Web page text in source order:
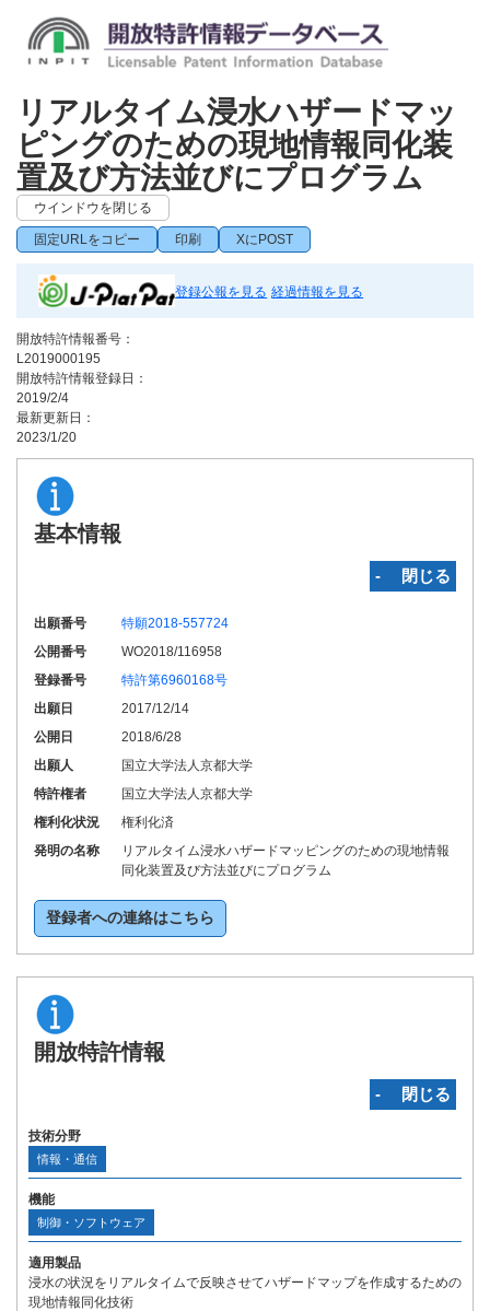
リアルタイム浸水ハザードマッ
ピングのための現地情報同化装
置及び方法並びにプログラム
ウインドウを閉じる
固定URLをコピー 印刷 XにPOST
登録公報を見る 経過情報を見る
開放特許情報番号：
L2019000195
開放特許情報登録日：
2019/2/4
最新更新日：
2023/1/20
基本情報
‐ 閉じる
出願番号
特願2018-557724
公開番号
WO2018/116958
登録番号
特許第6960168号
出願日
2017/12/14
公開日
2018/6/28
出願人
国立大学法人京都大学
特許権者
国立大学法人京都大学
権利化状況
権利化済
発明の名称
リアルタイム浸水ハザードマッピングのための現地情報
同化装置及び方法並びにプログラム
登録者への連絡はこちら
開放特許情報
‐ 閉じる
技術分野
情報・通信
機能
制御・ソフトウェア
適用製品
浸水の状況をリアルタイムで反映させてハザードマップを作成するための
現地情報同化技術